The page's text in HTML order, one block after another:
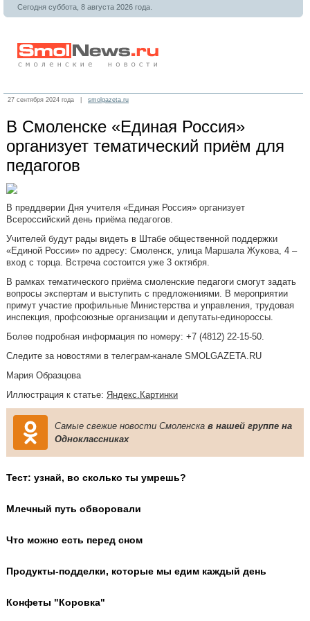
Сегодня суббота, 8 августа 2026 года.
27 сентября 2024 года | smolgazeta.ru
В Смоленске «Единая Россия»
организует тематический приём для
педагогов
В преддверии Дня учителя «Единая Россия» организует
Всероссийский день приёма педагогов.
Учителей будут рады видеть в Штабе общественной поддержки
«Единой России» по адресу: Смоленск, улица Маршала Жукова, 4 –
вход с торца. Встреча состоится уже 3 октября.
В рамках тематического приёма смоленские педагоги смогут задать
вопросы экспертам и выступить с предложениями. В мероприятии
примут участие профильные Министерства и управления, трудовая
инспекция, профсоюзные организации и депутаты-единороссы.
Более подробная информация по номеру: +7 (4812) 22-15-50.
Следите за новостями в телеграм-канале SMOLGAZETA.RU
Мария Образцова
Иллюстрация к статье: Яндекс.Картинки
Самые свежие новости Смоленска в нашей группе на
Одноклассниках
Тест: узнай, во сколько ты умрешь?
Млечный путь обворовали
Что можно есть перед сном
Продукты-подделки, которые мы едим каждый день
Конфеты "Коровка"